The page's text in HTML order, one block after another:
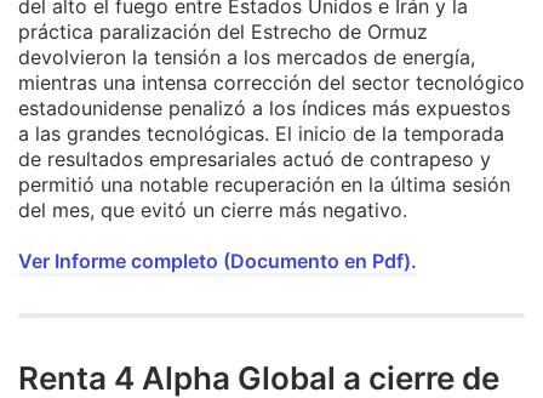
del alto el fuego entre Estados Unidos e Irán y la
práctica paralización del Estrecho de Ormuz
devolvieron la tensión a los mercados de energía,
mientras una intensa corrección del sector tecnológico
estadounidense penalizó a los índices más expuestos
a las grandes tecnológicas. El inicio de la temporada
de resultados empresariales actuó de contrapeso y
permitió una notable recuperación en la última sesión
del mes, que evitó un cierre más negativo.
Ver Informe completo (Documento en Pdf).
Renta 4 Alpha Global a cierre de